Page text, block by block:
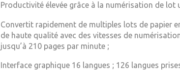
Productivité élevée grâce à la numérisation de lot
Convertit rapidement de multiples lots de papier
de haute qualité avec des vitesses de
jusqu’à 210 pages par minute ;
Interface graphique 16 langues ; 126 langues